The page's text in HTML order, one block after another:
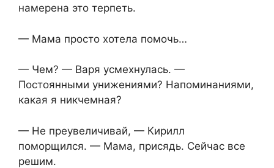
намерена это терпеть.
— Мама просто хотела помочь…
— Чем? — Варя усмехнулась. —
Постоянными унижениями? Напоминаниями,
какая я никчемная?
— Не преувеличивай, — Кирилл
поморщился. — Мама, присядь. Сейчас все
решим.